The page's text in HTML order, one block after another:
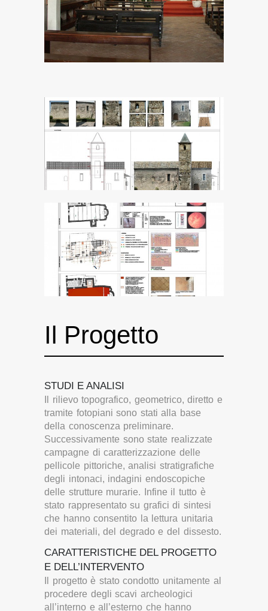
Il Progetto
STUDI E ANALISI
Il rilievo topografico, geometrico, diretto e
tramite fotopiani sono stati alla base
della conoscenza preliminare.
Successivamente sono state realizzate
campagne di caratterizzazione delle
pellicole pittoriche, analisi stratigrafiche
degli intonaci, indagini endoscopiche
delle strutture murarie. Infine il tutto è
stato rappresentato su grafici di sintesi
che hanno consentito la lettura unitaria
dei materiali, del degrado e del dissesto.
CARATTERISTICHE DEL PROGETTO
E DELL’INTERVENTO
Il progetto è stato condotto unitamente al
procedere degli scavi archeologici
all’interno e all’esterno che hanno